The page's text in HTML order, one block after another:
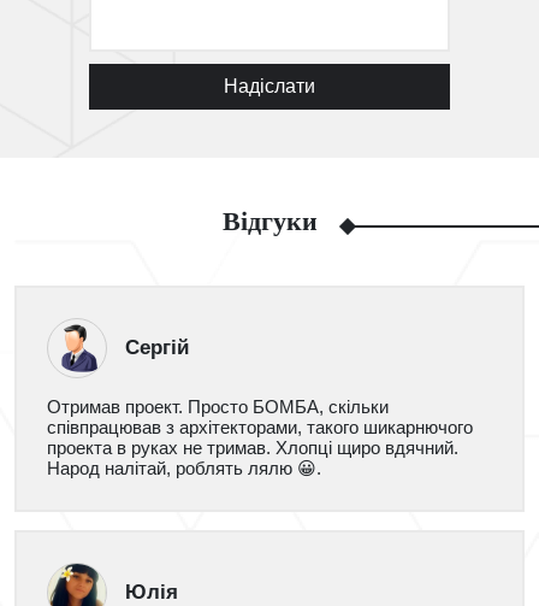
Надіслати
Відгуки
Сергій
Отримав проект. Просто БОМБА, скільки
співпрацював з архітекторами, такого шикарнючого
проекта в руках не тримав. Хлопці щиро вдячний.
Народ налітай, роблять лялю 😀.
Юлія